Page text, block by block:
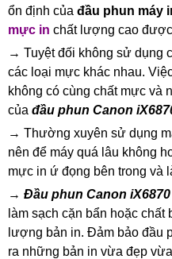
ổn định của đầu phun máy
mực in chất lượng cao
→ Tuyệt đối không sử dụng
các loại mực khác nhau.
không có cùng chất mực và
của đầu phun Canon
→ Thường xuyên sử dụng
nên để máy quá lâu không
mực in ứ đọng bên trong và
→ Đầu phun Canon iX6870
làm sạch cặn bẩn hoặc
lượng bản in. Đảm bảo đầu
ra những bản in vừa đẹp